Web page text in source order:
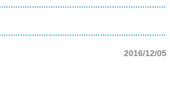
2016/12/05